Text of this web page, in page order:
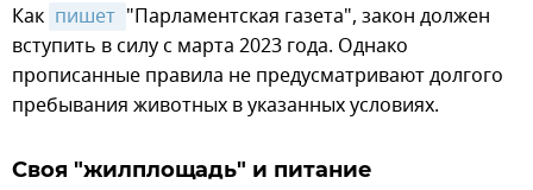
Как пишет "Парламентская газета", закон должен
вступить в силу с марта 2023 года. Однако
прописанные правила не предусматривают долгого
пребывания животных в указанных условиях.
Своя "жилплощадь" и питание